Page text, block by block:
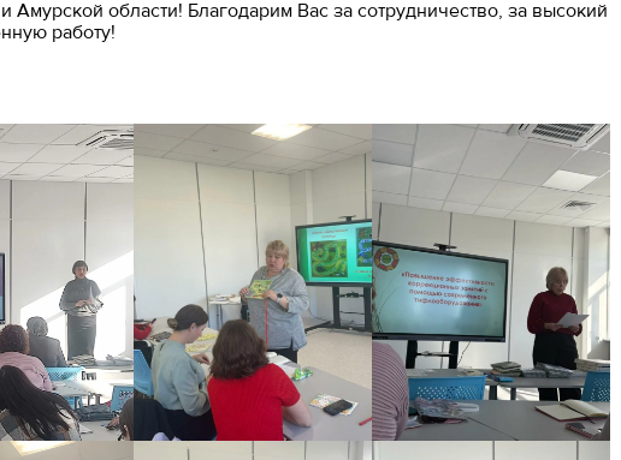
области! Благодарим Вас за сотрудничество, за высокий
работу!